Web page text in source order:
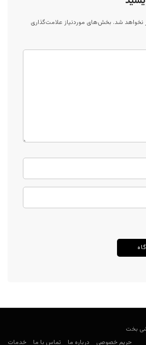
نخواهد شد. بخش‌های موردنیاز علامت‌گذاری
حریم خصوصی
درباره ما تماس با ما خدمات